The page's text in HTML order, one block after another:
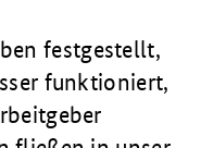
festgestellt,
funktioniert,